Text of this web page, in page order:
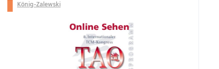
König-Zalewski